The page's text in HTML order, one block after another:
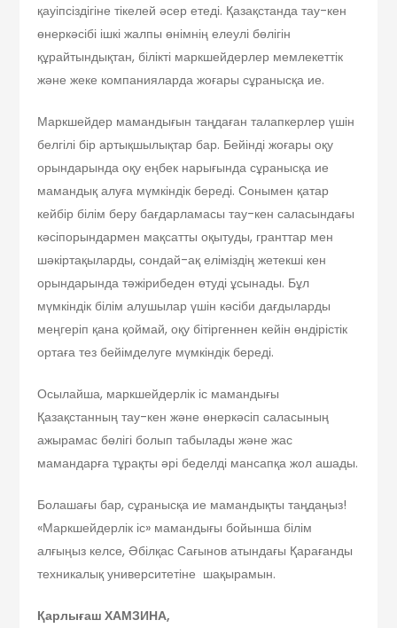
қауіпсіздігіне тікелей әсер етеді. Қазақстанда тау-кен
өнеркәсібі ішкі жалпы өнімнің елеулі бөлігін
құрайтындықтан, білікті маркшейдерлер мемлекеттік
және жеке компанияларда жоғары сұранысқа ие.
Маркшейдер мамандығын таңдаған талапкерлер үшін
белгілі бір артықшылықтар бар. Бейінді жоғары оқу
орындарында оқу еңбек нарығында сұранысқа ие
мамандық алуға мүмкіндік береді. Сонымен қатар
кейбір білім беру бағдарламасы тау-кен саласындағы
кәсіпорындармен мақсатты оқытуды, гранттар мен
шәкіртақыларды, сондай-ақ еліміздің жетекші кен
орындарында тәжірибеден өтуді ұсынады. Бұл
мүмкіндік білім алушылар үшін кәсіби дағдыларды
меңгеріп қана қоймай, оқу бітіргеннен кейін өндірістік
ортаға тез бейімделуге мүмкіндік береді.
Осылайша, маркшейдерлік іс мамандығы
Қазақстанның тау-кен және өнеркәсіп саласының
ажырамас бөлігі болып табылады және жас
мамандарға тұрақты әрі беделді мансапқа жол ашады.
Болашағы бар, сұранысқа ие мамандықты таңдаңыз!
«Маркшейдерлік іс» мамандығы бойынша білім
алғыңыз келсе, Әбілқас Сағынов атындағы Қарағанды
техникалық университетіне шақырамын.
Қарлығаш ХАМЗИНА,